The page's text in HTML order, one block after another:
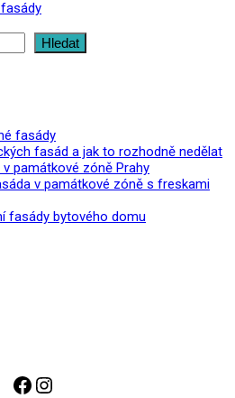
Hledat
fasády
fasád a jak to rozhodně nedělat
památkové zóně Prahy
v památkové zóně s freskami
fasády bytového domu
Odkaz na Facebook
Instagram